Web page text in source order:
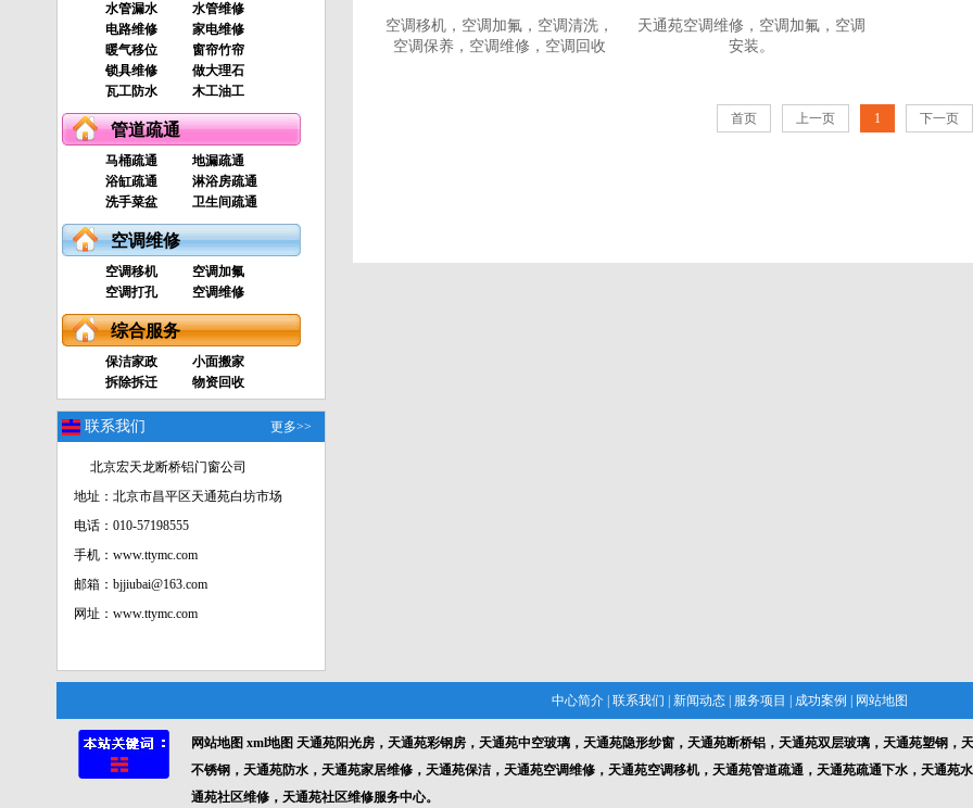
水管漏水
水管维修
电路维修
家电维修
暖气移位
窗帘竹帘
锁具维修
做大理石
瓦工防水
木工油工
管道疏通
马桶疏通
地漏疏通
浴缸疏通
淋浴房疏通
洗手菜盆
卫生间疏通
空调维修
空调移机
空调加氟
空调打孔
空调维修
综合服务
保洁家政
小面搬家
拆除拆迁
物资回收
联系我们 更多>>
北京宏天龙断桥铝门窗公司
地址：北京市昌平区天通苑白坊市场
电话：010-57198555
手机：www.ttymc.com
邮箱：bjjiubai@163.com
网址：www.ttymc.com
空调移机，空调加氟，空调清洗，
空调保养，空调维修，空调回收
天通苑空调维修，空调加氟，空调
安装。
首页 上一页 1 下一页
中心简介 联系我们 新闻动态 服务项目 成功案例 网站地图
网站地图 xml地图 天通苑阳光房，天通苑彩钢房，天通苑中空玻璃，天通苑隐形纱窗，天通苑断桥铝，天通苑双层玻璃，天通苑塑钢
不锈钢，天通苑防水，天通苑家居维修，天通苑保洁，天通苑空调维修，天通苑空调移机，天通苑管道疏通，天通苑疏通下水，天通苑
通苑社区维修，天通苑社区维修服务中心。